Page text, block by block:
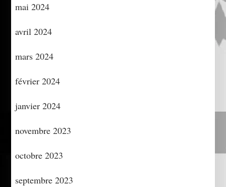
mai 2024
avril 2024
mars 2024
février 2024
janvier 2024
novembre 2023
octobre 2023
septembre 2023